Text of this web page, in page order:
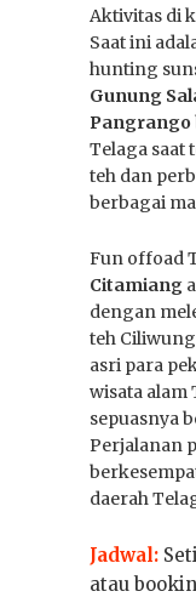
Aktivitas di
Saat ini
hunting
Gunung
Pangrango
Telaga saat
teh dan
berbagai
Fun offoad
Citamiang
dengan
teh
asri para
wisata alam
sepuasnya
Perjalanan
daerah
Jadwal:
atau